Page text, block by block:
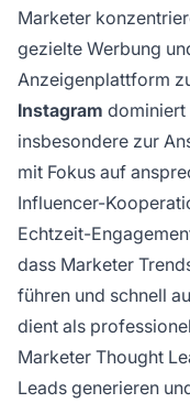
Marketer
gezielte Werbung
Anzeigenplattform
Instagram dominiert
insbesondere zur
mit Fokus auf
Influencer-
Echtzeit-
dass Marketer
führen und schnell
dient als
Marketer Thought
Leads generieren